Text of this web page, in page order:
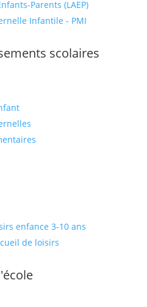
Parents (LAEP)
Infantile - PMI
scolaires
enfance 3-10 ans
de loisirs